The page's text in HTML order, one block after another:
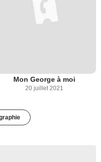
Mon George à moi
20 juillet 2021